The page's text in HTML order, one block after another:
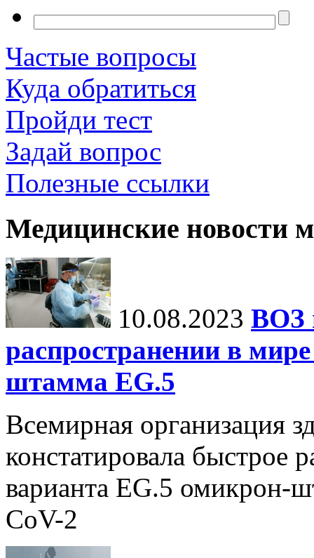
Частые вопросы
Куда обратиться
Пройди тест
Задай вопрос
Полезные ссылки
Медицинские новости
10.08.2023 ВОЗ
распространении в
штамма EG.5
Всемирная организация
констатировала быстрое
варианта EG.5 омикрон-
CoV-2